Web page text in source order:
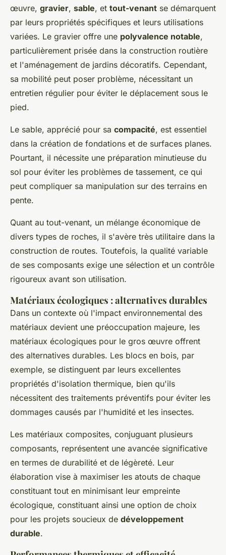
œuvre, gravier, sable, et tout-venant se démarquent
par leurs propriétés spécifiques et leurs utilisations
variées. Le gravier offre une polyvalence notable,
particulièrement prisée dans la construction routière
et l'aménagement de jardins décoratifs. Cependant,
sa mobilité peut poser problème, nécessitant un
entretien régulier pour éviter le déplacement sous le
pied.
Le sable, apprécié pour sa compacité, est essentiel
dans la création de fondations et de surfaces planes.
Pourtant, il nécessite une préparation minutieuse du
sol pour éviter les problèmes de tassement, ce qui
peut compliquer sa manipulation sur des terrains en
pente.
Quant au tout-venant, un mélange économique de
divers types de roches, il s'avère très utilitaire dans la
construction de routes. Toutefois, la qualité variable
de ses composants exige une sélection et un contrôle
rigoureux avant son utilisation.
Matériaux écologiques : alternatives durables
Dans un contexte où l'impact environnemental des
matériaux devient une préoccupation majeure, les
matériaux écologiques pour le gros œuvre offrent
des alternatives durables. Les blocs en bois, par
exemple, se distinguent par leurs excellentes
propriétés d'isolation thermique, bien qu'ils
nécessitent des traitements préventifs pour éviter les
dommages causés par l'humidité et les insectes.
Les matériaux composites, conjuguant plusieurs
composants, représentent une avancée significative
en termes de durabilité et de légèreté. Leur
élaboration vise à maximiser les atouts de chaque
constituant tout en minimisant leur empreinte
écologique, constituant ainsi une option de choix
pour les projets soucieux de développement
durable.